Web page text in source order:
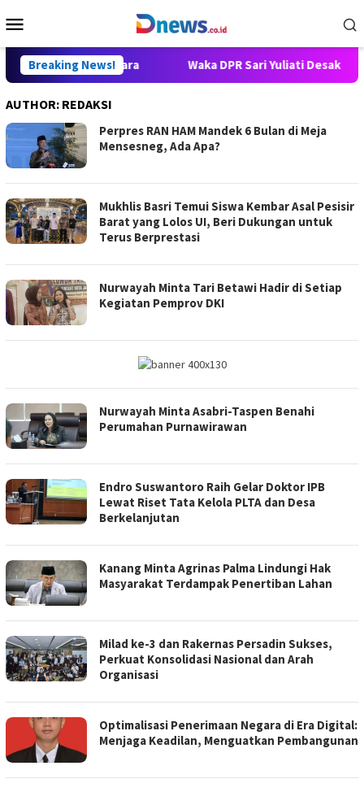
to
Menu
Breaking News!
Negara Waka DPR Sari Yuliati Desak
AUTHOR: REDAKSI
Perpres RAN HAM Mandek 6 Bulan di Meja
Mensesneg, Ada Apa?
Mukhlis Basri Temui Siswa Kembar Asal Pesisir
Barat yang Lolos UI, Beri Dukungan untuk
Terus Berprestasi
Nurwayah Minta Tari Betawi Hadir di Setiap
Kegiatan Pemprov DKI
Nurwayah Minta Asabri-Taspen Benahi
Perumahan Purnawirawan
Endro Suswantoro Raih Gelar Doktor IPB
Lewat Riset Tata Kelola PLTA dan Desa
Berkelanjutan
Kanang Minta Agrinas Palma Lindungi Hak
Masyarakat Terdampak Penertiban Lahan
Milad ke-3 dan Rakernas Persadin Sukses,
Perkuat Konsolidasi Nasional dan Arah
Organisasi
Optimalisasi Penerimaan Negara di Era Digital:
Menjaga Keadilan, Menguatkan Pembangunan